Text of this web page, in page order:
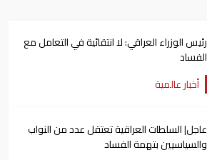
رئيس الوزراء العراقي: لا انتقائية في التعامل مع
الفساد
أخبار عالمية
عاجل| السلطات العراقية تعتقل عدد من النواب
والسياسيين بتهمة الفساد